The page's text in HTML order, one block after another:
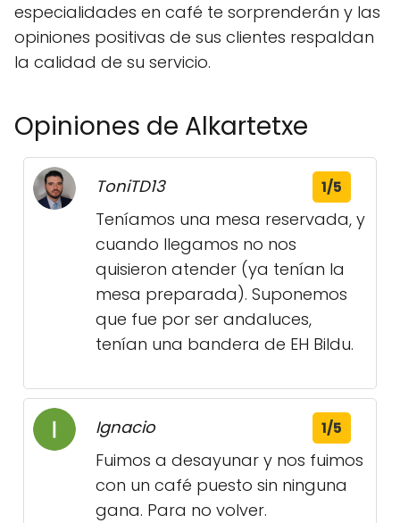
especialidades en café te sorprenderán y las
opiniones positivas de sus clientes respaldan
la calidad de su servicio.
Opiniones de Alkartetxe
ToniTD13 1/5
Teníamos una mesa reservada, y
cuando llegamos no nos
quisieron atender (ya tenían la
mesa preparada). Suponemos
que fue por ser andaluces,
tenían una bandera de EH Bildu.
Ignacio 1/5
Fuimos a desayunar y nos fuimos
con un café puesto sin ninguna
gana. Para no volver.